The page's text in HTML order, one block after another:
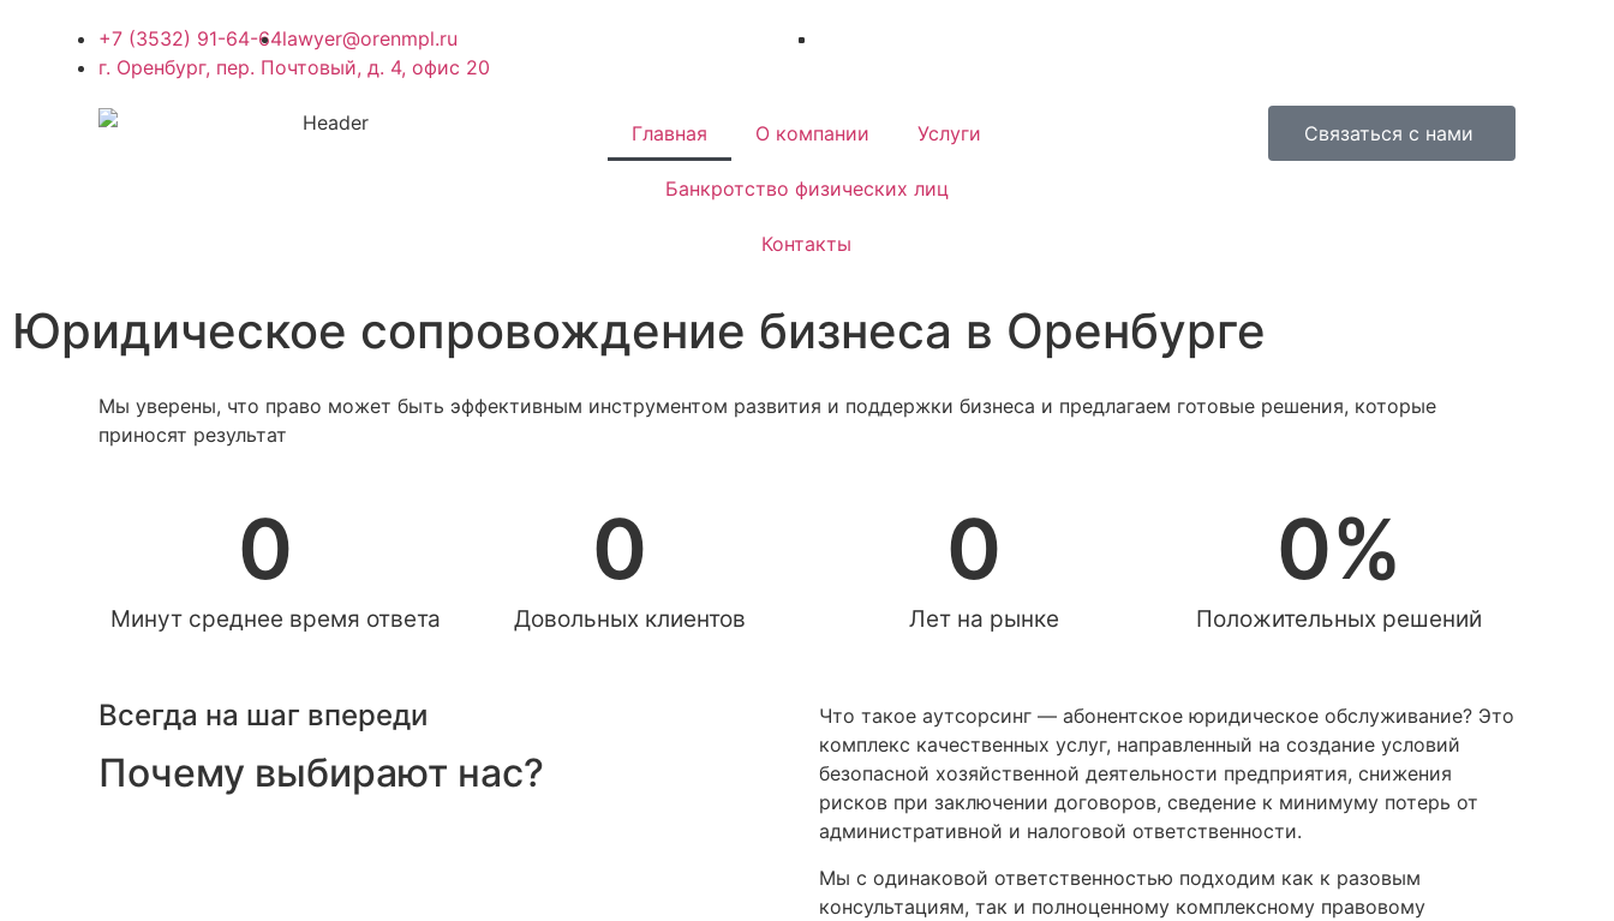
+7 (3532) 91-64-64lawyer@orenmpl.ru
г. Оренбург, пер. Почтовый, д. 4, офис 20
Главная О компании Услуги
Банкротство физических лиц
Контакты
Связаться с нами
Юридическое сопровождение бизнеса в Оренбурге
Мы уверены, что право может быть эффективным инструментом развития и поддержки бизнеса и предлагаем готовые решения, которые
приносят результат
0
Минут среднее время ответа
0
Довольных клиентов
0
Лет на рынке
0%
Положительных решений
Всегда на шаг впереди
Почему выбирают нас?
Что такое аутсорсинг — абонентское юридическое обслуживание? Это
комплекс качественных услуг, направленный на создание условий
безопасной хозяйственной деятельности предприятия, снижения
рисков при заключении договоров, сведение к минимуму потерь от
административной и налоговой ответственности.
Мы с одинаковой ответственностью подходим как к разовым
консультациям, так и полноценному комплексному правовому